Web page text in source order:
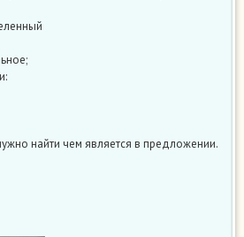
найти чем является в предложении.